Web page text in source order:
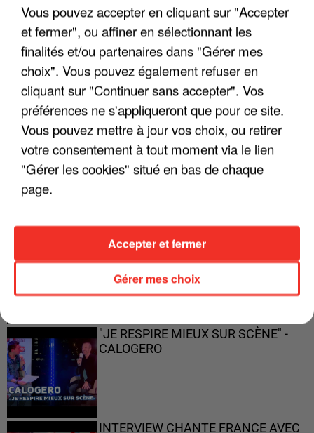
FRANCE
"JE SUIS À DISPOSITION DES
ENFOIRÉS"
"ON A TOUS LE TRAC"
"ON N'EST PAS DES PARENTS
PARFAITS"
"JE RESPIRE MIEUX SUR SCÈNE" -
CALOGERO
INTERVIEW CHANTE FRANCE AVEC
Vous pouvez accepter en cliquant sur "Accepter
et fermer", ou affiner en sélectionnant les
finalités et/ou partenaires dans "Gérer mes
choix". Vous pouvez également refuser en
cliquant sur "Continuer sans accepter". Vos
préférences ne s'appliqueront que pour ce site.
Vous pouvez mettre à jour vos choix, ou retirer
votre consentement à tout moment via le lien
"Gérer les cookies" situé en bas de chaque
page.
Gérer mes choix
Accepter et fermer